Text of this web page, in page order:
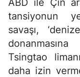
ABD ile Çin
tansiyonun
savaşı,
Tsingtao
daha izin